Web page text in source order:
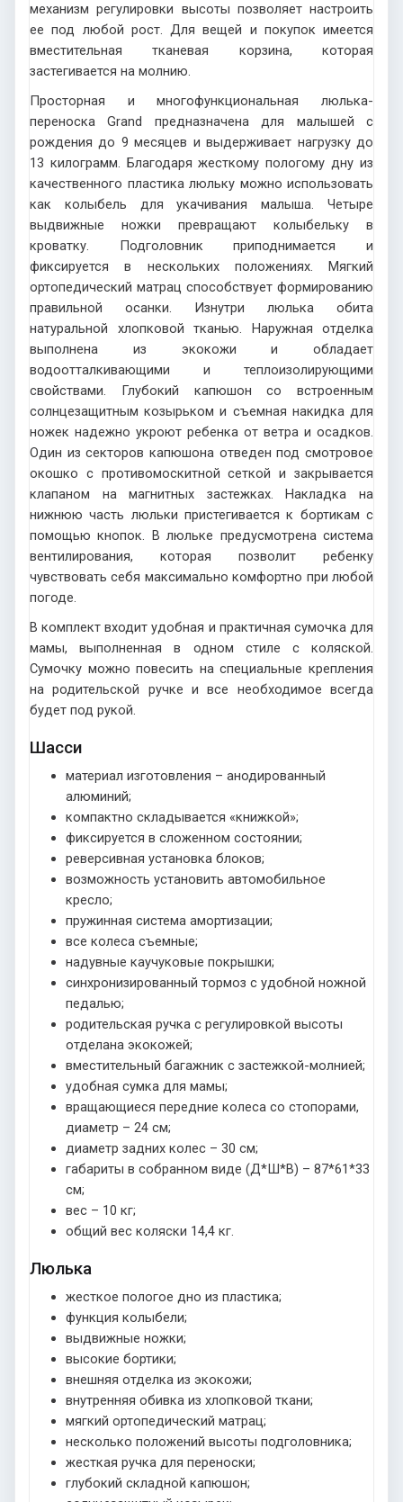
механизм регулировки высоты позволяет настроить
ее под любой рост. Для вещей и покупок имеется
вместительная тканевая корзина, которая
застегивается на молнию.
Просторная и многофункциональная люлька-
переноска Grand предназначена для малышей с
рождения до 9 месяцев и выдерживает нагрузку до
13 килограмм. Благодаря жесткому пологому дну из
качественного пластика люльку можно использовать
как колыбель для укачивания малыша. Четыре
выдвижные ножки превращают колыбельку в
кроватку. Подголовник приподнимается и
фиксируется в нескольких положениях. Мягкий
ортопедический матрац способствует формированию
правильной осанки. Изнутри люлька обита
натуральной хлопковой тканью. Наружная отделка
выполнена из экокожи и обладает
водоотталкивающими и теплоизолирующими
свойствами. Глубокий капюшон со встроенным
солнцезащитным козырьком и съемная накидка для
ножек надежно укроют ребенка от ветра и осадков.
Один из секторов капюшона отведен под смотровое
окошко с противомоскитной сеткой и закрывается
клапаном на магнитных застежках. Накладка на
нижнюю часть люльки пристегивается к бортикам с
помощью кнопок. В люльке предусмотрена система
вентилирования, которая позволит ребенку
чувствовать себя максимально комфортно при любой
погоде.
В комплект входит удобная и практичная сумочка для
мамы, выполненная в одном стиле с коляской.
Сумочку можно повесить на специальные крепления
на родительской ручке и все необходимое всегда
будет под рукой.
Шасси
материал изготовления – анодированный
алюминий;
компактно складывается «книжкой»;
фиксируется в сложенном состоянии;
реверсивная установка блоков;
возможность установить автомобильное
кресло;
пружинная система амортизации;
все колеса съемные;
надувные каучуковые покрышки;
синхронизированный тормоз с удобной ножной
педалью;
родительская ручка с регулировкой высоты
отделана экокожей;
вместительный багажник с застежкой-молнией;
удобная сумка для мамы;
вращающиеся передние колеса со стопорами,
диаметр – 24 см;
диаметр задних колес – 30 см;
габариты в собранном виде (Д*Ш*В) – 87*61*33
см;
вес – 10 кг;
общий вес коляски 14,4 кг.
Люлька
жесткое пологое дно из пластика;
функция колыбели;
выдвижные ножки;
высокие бортики;
внешняя отделка из экокожи;
внутренняя обивка из хлопковой ткани;
мягкий ортопедический матрац;
несколько положений высоты подголовника;
жесткая ручка для переноски;
глубокий складной капюшон;